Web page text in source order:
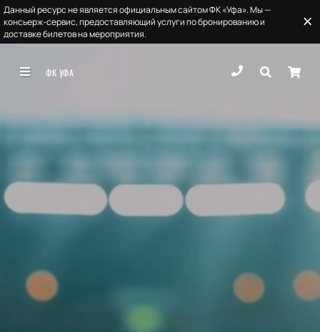
Данный ресурс не является официальным сайтом ФК «Уфа». Мы —
консьерж-сервис, предоставляющий услуги по бронированию и
доставке билетов на мероприятия.
ФК УФА